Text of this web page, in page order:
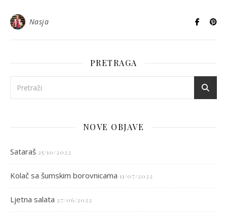
Nasja
PRETRAGA
NOVE OBJAVE
Sataraš 25/10/2022
Kolač sa šumskim borovnicama 11/07/2022
Ljetna salata 27/06/2022